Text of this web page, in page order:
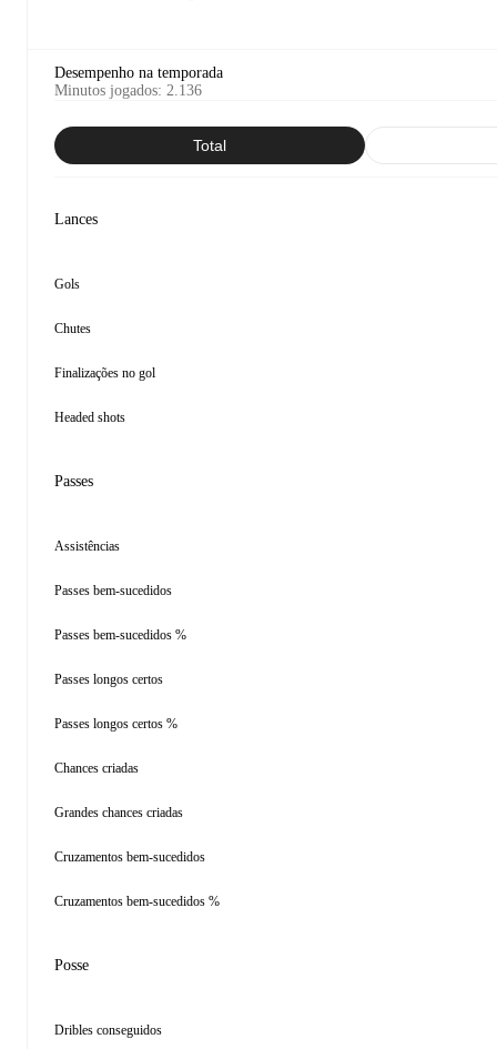
Desempenho na temporada
Minutos jogados: 2.136
Total
Lances
Gols
Chutes
Finalizações no gol
Headed shots
Passes
Assistências
Passes bem-sucedidos
Passes bem-sucedidos %
Passes longos certos
Passes longos certos %
Chances criadas
Grandes chances criadas
Cruzamentos bem-sucedidos
Cruzamentos bem-sucedidos %
Posse
Dribles conseguidos